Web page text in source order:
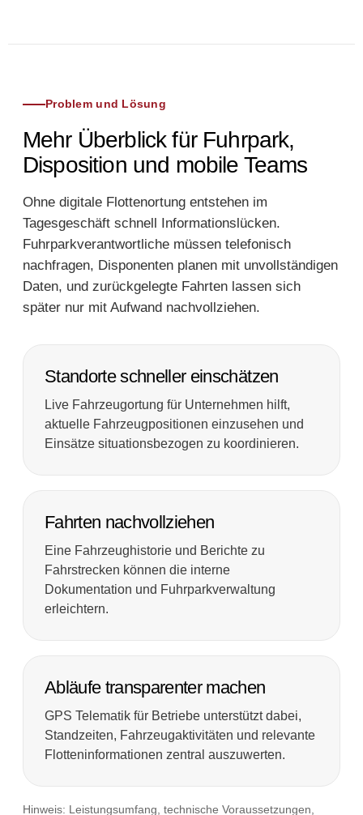
Problem und Lösung
Mehr Überblick für Fuhrpark,
Disposition und mobile Teams
Ohne digitale Flottenortung entstehen im
Tagesgeschäft schnell Informationslücken.
Fuhrparkverantwortliche müssen telefonisch
nachfragen, Disponenten planen mit unvollständigen
Daten, und zurückgelegte Fahrten lassen sich
später nur mit Aufwand nachvollziehen.
Standorte schneller einschätzen
Live Fahrzeugortung für Unternehmen hilft,
aktuelle Fahrzeugpositionen einzusehen und
Einsätze situationsbezogen zu koordinieren.
Fahrten nachvollziehen
Eine Fahrzeughistorie und Berichte zu
Fahrstrecken können die interne
Dokumentation und Fuhrparkverwaltung
erleichtern.
Abläufe transparenter machen
GPS Telematik für Betriebe unterstützt dabei,
Standzeiten, Fahrzeugaktivitäten und relevante
Flotteninformationen zentral auszuwerten.
Hinweis: Leistungsumfang, technische Voraussetzungen,